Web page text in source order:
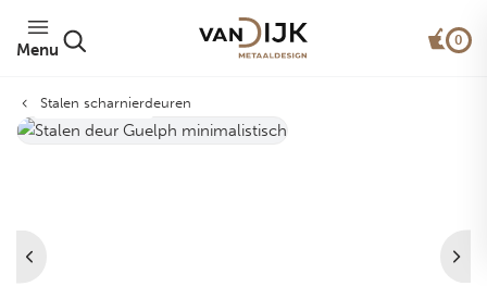
Menu
0
Stalen scharnierdeuren
Minimalistisch